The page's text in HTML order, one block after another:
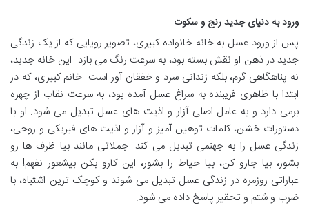
ورود به دنیای جدید رنج و سکوت
پس از ورود عسل به خانه خانواده کبیری، تصویر رویایی که از یک زندگی
جدید در ذهن او نقش بسته بود، به سرعت رنگ می بازد. این خانه جدید،
نه پناهگاهی گرم، بلکه زندانی سرد و خفقان آور است. خانم کبیری، که در
ابتدا با ظاهری فریبنده به سراغ عسل آمده بود، به سرعت نقاب از چهره
برمی دارد و به عامل اصلی آزار و اذیت های عسل تبدیل می شود. او با
دستورات خشن، کلمات توهین آمیز و آزار و اذیت های فیزیکی و روحی،
زندگی عسل را به جهنمی تبدیل می کند. جملاتی مانند بیا ظرف ها رو
بشور، بیا جارو کن، بیا حیاط را بشور، این کارو بکن بیشعور نفهم! به
عباراتی روزمره در زندگی عسل تبدیل می شوند و کوچک ترین اشتباه، با
ضرب و شتم و تحقیر پاسخ داده می شود.